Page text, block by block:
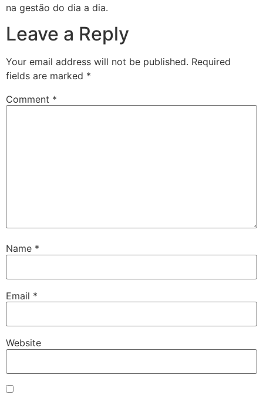
na gestão do dia a dia.
Leave a Reply
Your email address will not be published. Required
fields are marked *
Comment *
Name *
Email *
Website